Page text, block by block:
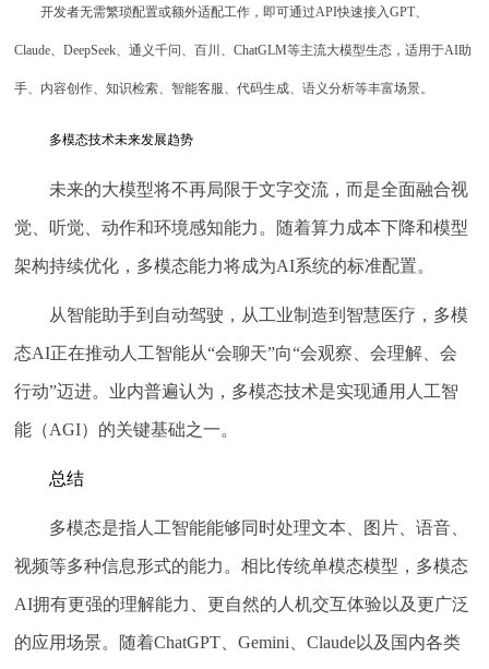
开发者无需繁琐配置或额外适配工作，即可通过API快速接入GPT、
Claude、DeepSeek、通义千问、百川、ChatGLM等主流大模型生态，适用于AI助
手、内容创作、知识检索、智能客服、代码生成、语义分析等丰富场景。
多模态技术未来发展趋势
未来的大模型将不再局限于文字交流，而是全面融合视
觉、听觉、动作和环境感知能力。随着算力成本下降和模型
架构持续优化，多模态能力将成为AI系统的标准配置。
从智能助手到自动驾驶，从工业制造到智慧医疗，多模
态AI正在推动人工智能从“会聊天”向“会观察、会理解、会
行动”迈进。业内普遍认为，多模态技术是实现通用人工智
能（AGI）的关键基础之一。
总结
多模态是指人工智能能够同时处理文本、图片、语音、
视频等多种信息形式的能力。相比传统单模态模型，多模态
AI拥有更强的理解能力、更自然的人机交互体验以及更广泛
的应用场景。随着ChatGPT、Gemini、Claude以及国内各类